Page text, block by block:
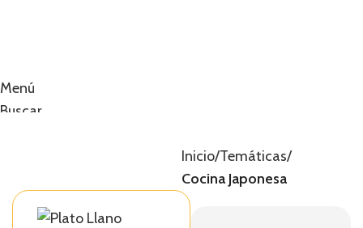
Menú
Buscar
Inicio Temáticas
Cocina Japonesa